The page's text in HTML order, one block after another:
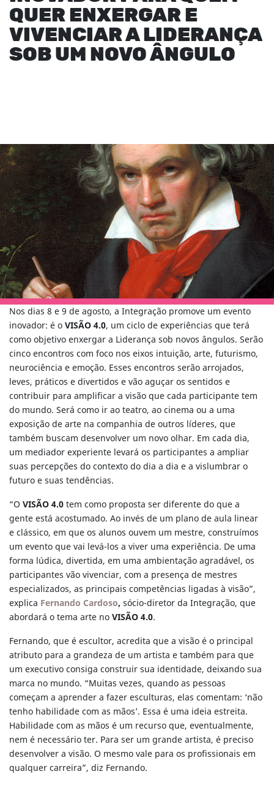
QUER ENXERGAR E
VIVENCIAR A LIDERANÇA
SOB UM NOVO ÂNGULO
Nos dias 8 e 9 de agosto, a Integração promove um evento
inovador: é oVISÃO 4.0, um ciclo de experiências que terá
como objetivo enxergar a Liderança sob novos ângulos. Serão
cinco encontros com foco nos eixos intuição, arte, futurismo,
neurociência e emoção. Esses encontros serão arrojados,
leves, práticos e divertidos e vão aguçar os sentidos e
contribuir para amplificar a visão que cada participante tem
do mundo. Será como ir ao teatro, ao cinema ou a uma
exposição de arte na companhia de outros líderes, que
também buscam desenvolver um novo olhar. Em cada dia,
um mediador experiente levará os participantes a ampliar
suas percepções do contexto do dia a dia e a vislumbrar o
futuro e suas tendências.
“O VISÃO 4.0tem como proposta ser diferente do que a
gente está acostumado. Ao invés de um plano de aula linear
e clássico, em que os alunos ouvem um mestre, construímos
um evento que vai levá-los a viver uma experiência. De uma
forma lúdica, divertida, em uma ambientação agradável, os
participantes vão vivenciar, com a presença de mestres
especializados, as principais competências ligadas à visão”,
explica Fernando Cardoso, sócio-diretor da Integração, que
abordará o tema arte noVISÃO 4.0.
Fernando, que é escultor, acredita que a visão é o principal
atributo para a grandeza de um artista e também para que
um executivo consiga construir sua identidade, deixando sua
marca no mundo. “Muitas vezes, quando as pessoas
começam a aprender a fazer esculturas, elas comentam: ‘não
tenho habilidade com as mãos’. Essa é uma ideia estreita.
Habilidade com as mãos é um recurso que, eventualmente,
nem é necessário ter. Para ser um grande artista, é preciso
desenvolver a visão. O mesmo vale para os profissionais em
qualquer carreira”, diz Fernando.